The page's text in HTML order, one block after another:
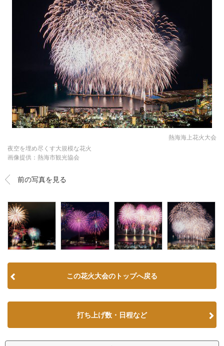
熱海海上花火大会
夜空を埋め尽くす大規模な花火
画像提供：熱海市観光協会
前の写真を見る
この花火大会のトップへ戻る
打ち上げ数・日程など